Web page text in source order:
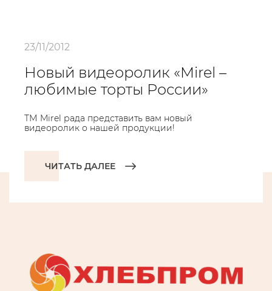
23/11/2012
Новый видеоролик «Mirel –
любимые торты России»
ТМ Mirel рада представить вам новый
видеоролик о нашей продукции!
ЧИТАТЬ ДАЛЕЕ